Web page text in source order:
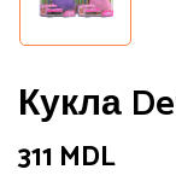
Кукла
311 MDL